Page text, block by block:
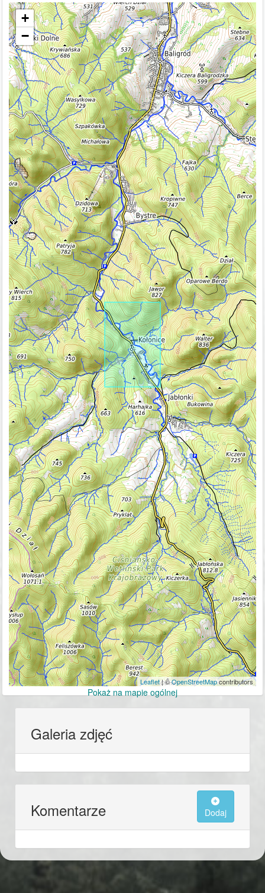
+
−
Leaflet| ©OpenStreetMapcontributors
Pokaż na mapie ogólnej
Galeria zdjęć
Komentarze Dodaj